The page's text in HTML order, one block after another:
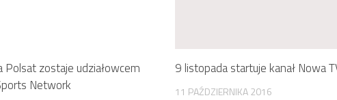
Polsat zostaje udziałowcem
Network
9 listopada startuje kanał Nowa
11 PAŹDZIERNIKA 2016